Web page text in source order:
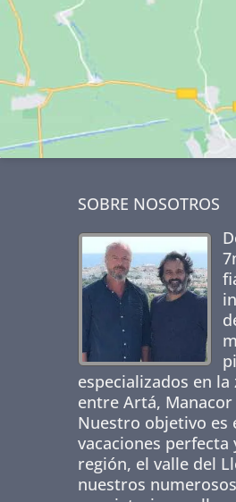
SOBRE NOSOTROS
especializados en
entre Artá,
Nuestro objetivo es
vacaciones
región, el valle del
nuestros